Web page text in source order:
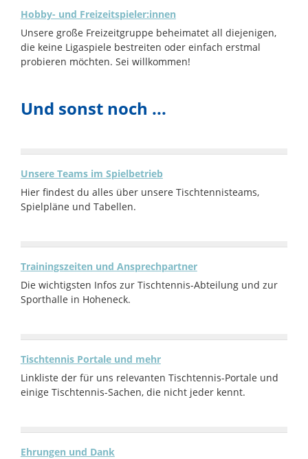
Hobby- und Freizeitspieler:innen
Unsere große Freizeitgruppe beheimatet all diejenigen,
die keine Ligaspiele bestreiten oder einfach erstmal
probieren möchten. Sei willkommen!
Und sonst noch ...
Unsere Teams im Spielbetrieb
Hier findest du alles über unsere Tischtennisteams,
Spielpläne und Tabellen.
Trainingszeiten und Ansprechpartner
Die wichtigsten Infos zur Tischtennis-Abteilung und zur
Sporthalle in Hoheneck.
Tischtennis Portale und mehr
Linkliste der für uns relevanten Tischtennis-Portale und
einige Tischtennis-Sachen, die nicht jeder kennt.
Ehrungen und Dank